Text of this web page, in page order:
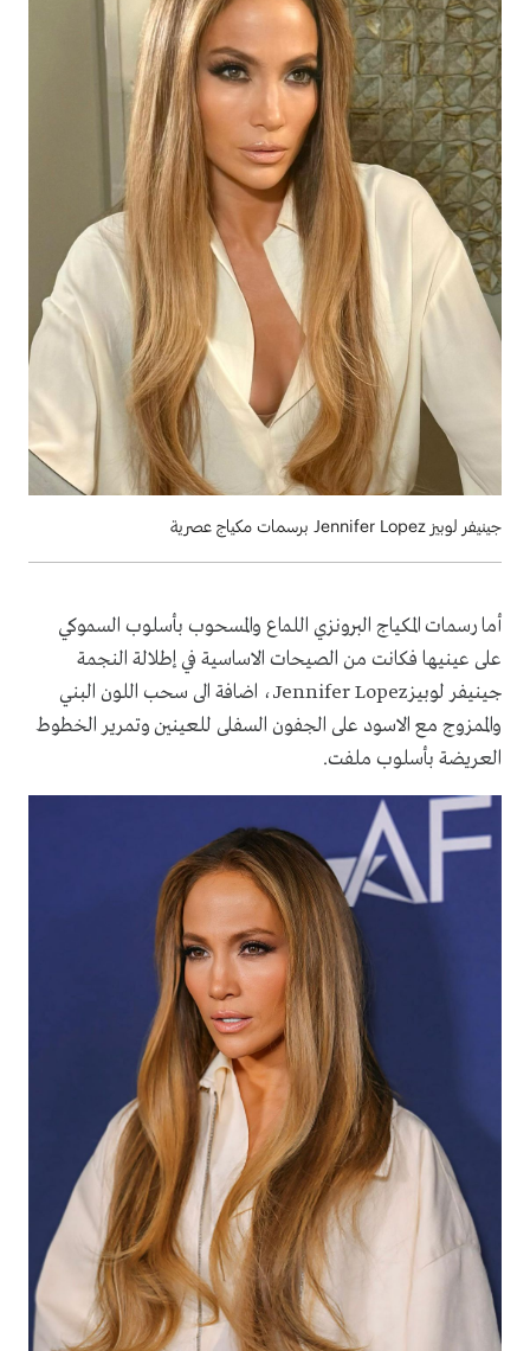
جينيفر لوبيز Jennifer Lopez برسمات مكياج عصرية
أما رسمات المكياج البرونزي اللماع والمسحوب بأسلوب السموكي
على عينيها فكانت من الصيحات الاساسية في إطلالة النجمة
جينيفر لوبيزJennifer Lopez، اضافة الى سحب اللون البني
والممزوج مع الاسود على الجفون السفلى للعينين وتمرير الخطوط
العريضة بأسلوب ملفت.